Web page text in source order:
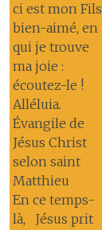
ci est mon Fils
bien-aimé, en
qui je trouve
ma joie :
écoutez-le !
Alléluia.
Évangile de
Jésus Christ
selon saint
Matthieu
En ce temps-
là, Jésus prit